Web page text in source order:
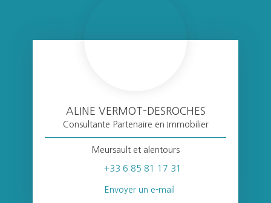
ALINE VERMOT-DESROCHES
Consultante Partenaire en Immobilier
Meursault et alentours
+33 6 85 81 17 31
Envoyer un e-mail